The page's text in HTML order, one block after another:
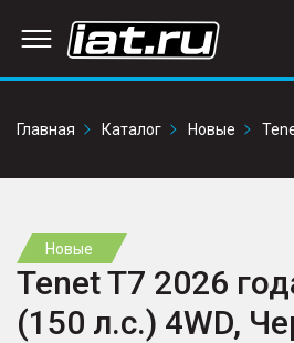
Главная
Каталог Новые
Новые
Tenet T7 2026
(150 л.с.) 4WD,